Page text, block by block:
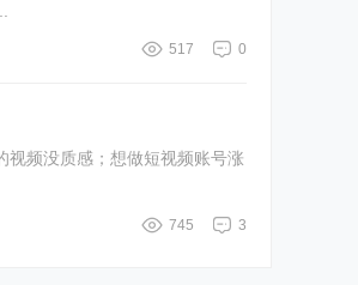
0
517
视频没质感；想做短视频账号涨
3
745